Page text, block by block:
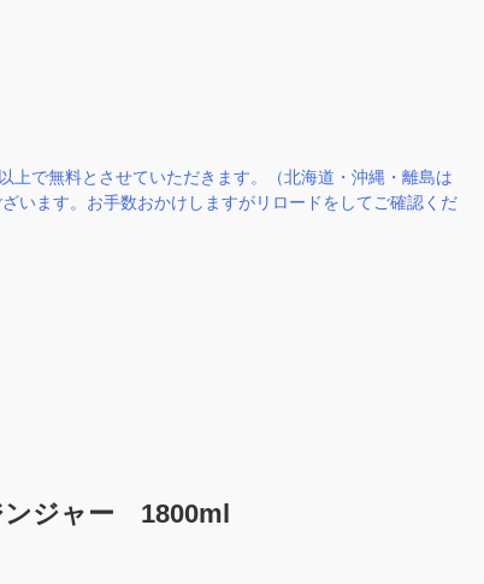
上で無料とさせていただきます。（北海道・沖縄・離島は
います。お手数おかけしますがリロードをしてご確認くだ
ンジャー 1800ml